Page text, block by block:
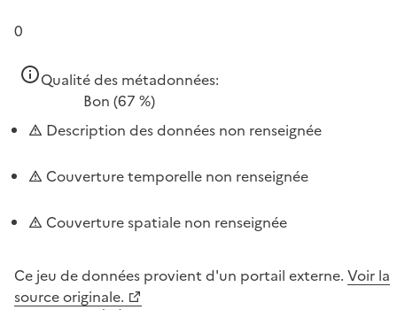
0
Qualité des métadonnées:
Bon (67 %)
Description des données non renseignée
Couverture temporelle non renseignée
Couverture spatiale non renseignée
Ce jeu de données provient d'un portail externe. Voir la
source originale.